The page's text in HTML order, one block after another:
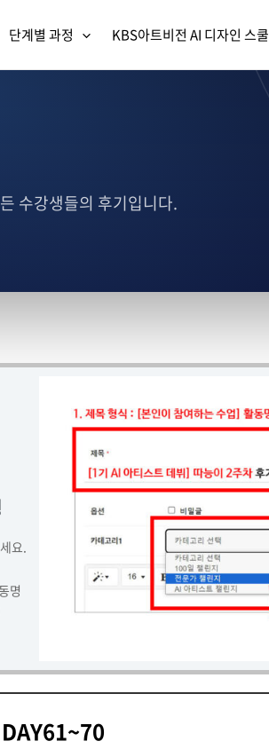
단계별 과정 KBS아트비전 AI 디자인 스쿨
수강생들의 후기입니다.
요.
명